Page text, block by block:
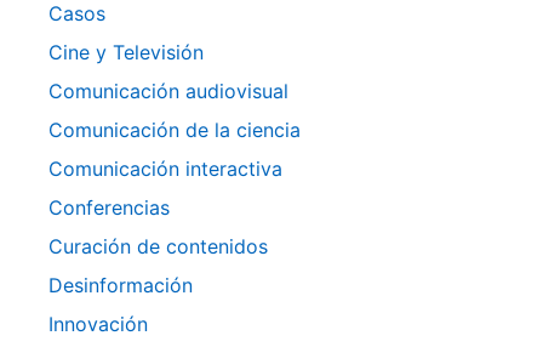
Casos
Cine y Televisión
Comunicación audiovisual
Comunicación de la ciencia
Comunicación interactiva
Conferencias
Curación de contenidos
Desinformación
Innovación